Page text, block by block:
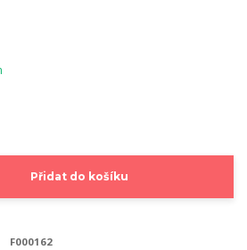
Přidat do košíku
F000162